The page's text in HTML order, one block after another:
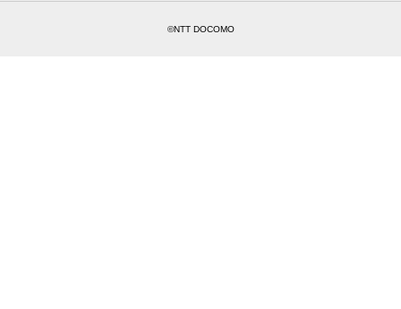
©NTT DOCOMO